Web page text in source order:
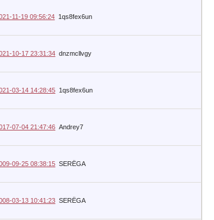
11-19 09:56:24 1qs8fex6un
10-17 23:31:34 dnzmcllvgy
03-14 14:28:45 1qs8fex6un
07-04 21:47:46 Andrey7
09-25 08:38:15 SERЁGA
03-13 10:41:23 SERЁGA